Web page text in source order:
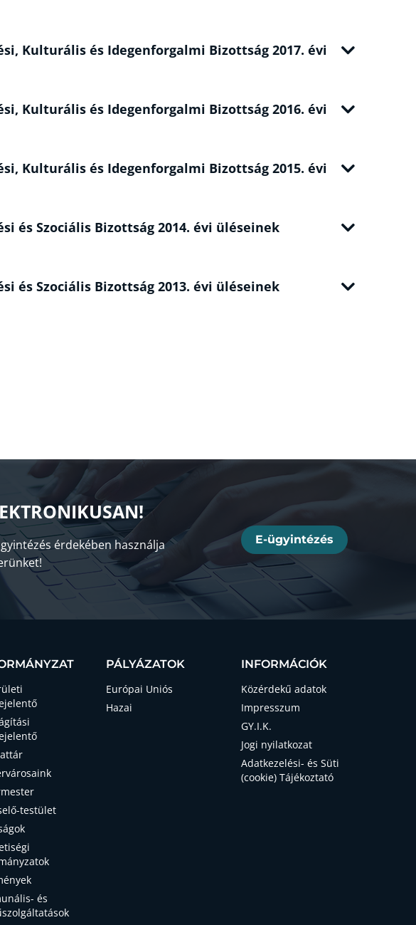
Kulturális és Idegenforgalmi Bizottság 2017. évi
Kulturális és Idegenforgalmi Bizottság 2016. évi
Kulturális és Idegenforgalmi Bizottság 2015. évi
és Szociális Bizottság 2014. évi üléseinek
és Szociális Bizottság 2013. évi üléseinek
érdekében használja
E-ügyintézés
testület
és
PÁLYÁZATOK
Európai Uniós
Hazai
INFORMÁCIÓK
Közérdekű adatok
Impresszum
GY.I.K.
Jogi nyilatkozat
Adatkezelési- és Süti
(cookie) Tájékoztató